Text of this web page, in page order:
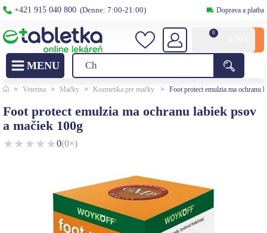
+421 915 040 800 (Denne: 7:00-21:00) Doprava a platba
0
> Veterina > Mačky > Kozmetika pre mačky > Foot protect emulzia ma ochranu
Foot protect emulzia ma ochranu labiek psov
a mačiek 100g
★★★★★0(0×)